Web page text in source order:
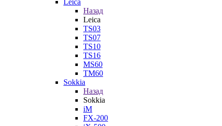
Leica
Назад
Leica
TS03
TS07
TS10
TS16
MS60
TM60
Sokkia
Назад
Sokkia
iM
FX-200